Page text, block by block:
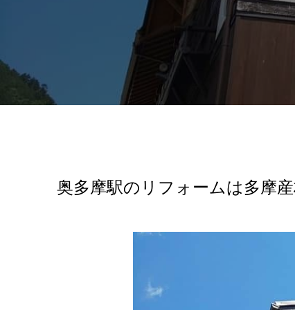
奥多摩駅のリフォームは多摩